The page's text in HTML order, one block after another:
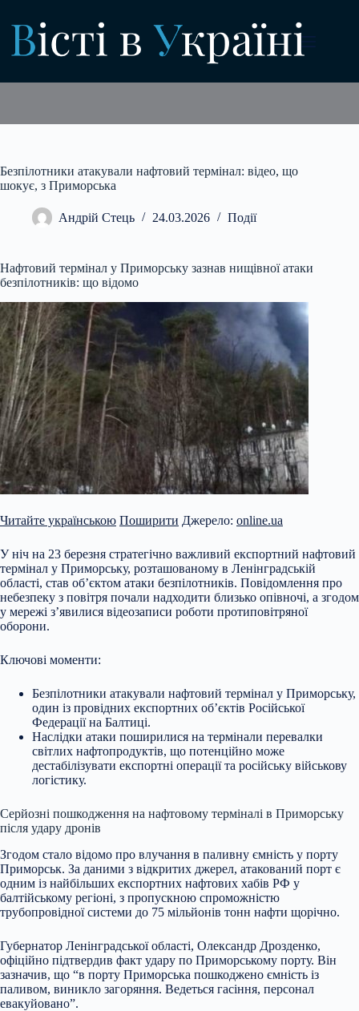
вмісту
Безпілотники атакували нафтовий термінал: відео, що
шокує, з Приморська
Андрій Стець 24.03.2026 Події
Нафтовий термінал у Приморську зазнав нищівної атаки
безпілотників: що відомо
Читайте українською Поширити Джерело: online.ua
У ніч на 23 березня стратегічно важливий експортний нафтовий
термінал у Приморську, розташованому в Ленінградській
області, став об’єктом атаки безпілотників. Повідомлення про
небезпеку з повітря почали надходити близько опівночі, а згодом
у мережі з’явилися відеозаписи роботи протиповітряної
оборони.
Ключові моменти:
Безпілотники атакували нафтовий термінал у Приморську,
один із провідних експортних об’єктів Російської
Федерації на Балтиці.
Наслідки атаки поширилися на термінали перевалки
світлих нафтопродуктів, що потенційно може
дестабілізувати експортні операції та російську військову
логістику.
Серйозні пошкодження на нафтовому терміналі в Приморську
після удару дронів
Згодом стало відомо про влучання в паливну ємність у порту
Приморськ. За даними з відкритих джерел, атакований порт є
одним із найбільших експортних нафтових хабів РФ у
балтійському регіоні, з пропускною спроможністю
трубопровідної системи до 75 мільйонів тонн нафти щорічно.
Губернатор Ленінградської області, Олександр Дрозденко,
офіційно підтвердив факт удару по Приморському порту. Він
зазначив, що “в порту Приморська пошкоджено ємність із
паливом, виникло загоряння. Ведеться гасіння, персонал
евакуйовано”.